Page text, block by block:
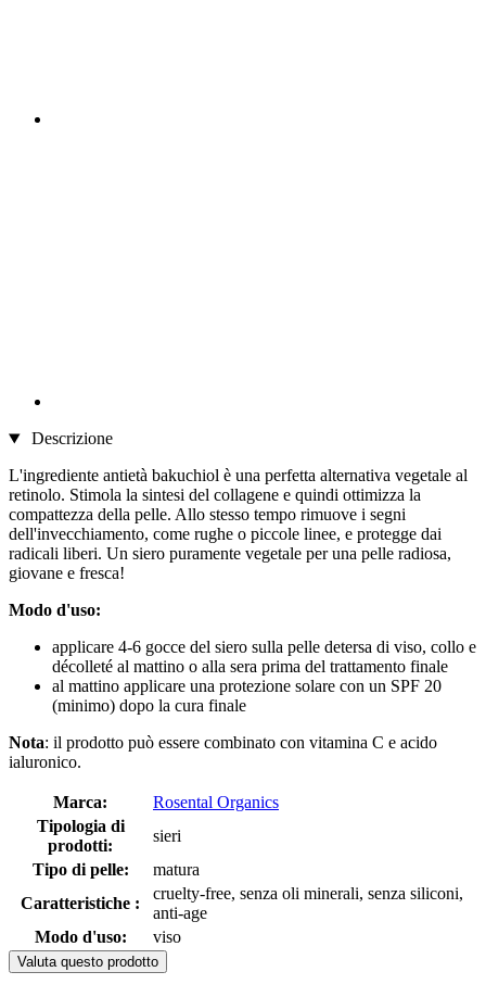
Descrizione
L'ingrediente antietà bakuchiol è una perfetta alternativa vegetale al
retinolo. Stimola la sintesi del collagene e quindi ottimizza la
compattezza della pelle. Allo stesso tempo rimuove i segni
dell'invecchiamento, come rughe o piccole linee, e protegge dai
radicali liberi. Un siero puramente vegetale per una pelle radiosa,
giovane e fresca!
Modo d'uso:
applicare 4-6 gocce del siero sulla pelle detersa di viso, collo e
décolleté al mattino o alla sera prima del trattamento finale
al mattino applicare una protezione solare con un SPF 20
(minimo) dopo la cura finale
Nota: il prodotto può essere combinato con vitamina C e acido
ialuronico.
Marca:
Rosental Organics
Tipologia di
prodotti:
sieri
Tipo di pelle:
matura
Caratteristiche :
cruelty-free, senza oli minerali, senza siliconi,
anti-age
Modo d'uso:
viso
Valuta questo prodotto